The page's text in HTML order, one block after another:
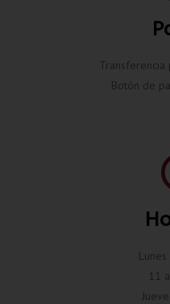
Transferencia
Botón de
11